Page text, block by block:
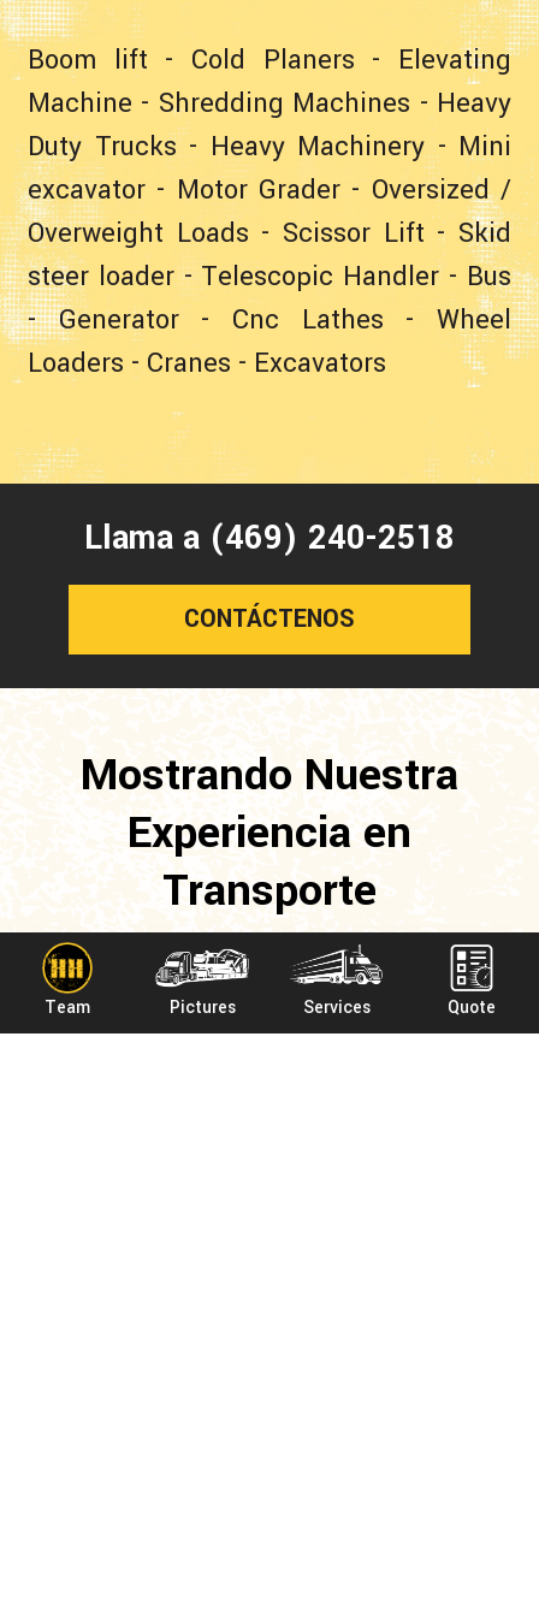
Team Pictures Services Quote
Boom lift - Cold Planers - Elevating
Machine - Shredding Machines - Heavy
Duty Trucks - Heavy Machinery - Mini
excavator - Motor Grader - Oversized /
Overweight Loads - Scissor Lift - Skid
steer loader - Telescopic Handler - Bus
- Generator - Cnc Lathes - Wheel
Loaders - Cranes - Excavators
Llama a (469) 240-2518
CONTÁCTENOS
Mostrando Nuestra
Experiencia en
Transporte